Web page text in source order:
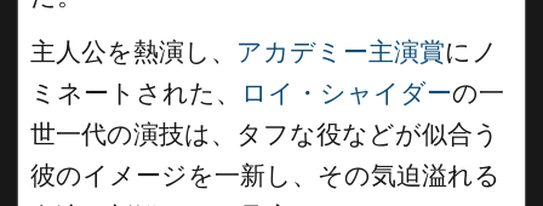
主人公を熱演し、 アカデミー主演賞にノ
ミネートされた、
ロイ・シャイダーの一
世一代の演技は、タフな役などが似合う
彼のイメージを一新し、その気迫溢れる